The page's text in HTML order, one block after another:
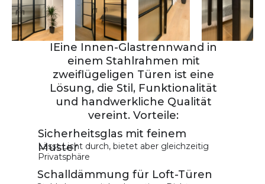
Schalldämmung für Loft-Türen
Sicherheitsglas mit feinem
Muster
Lässt Licht durch, bietet aber gleichzeitig
Privatsphäre
IEine Innen-Glastrennwand in
einem Stahlrahmen mit
zweiflügeligen Türen ist eine
Lösung, die Stil, Funktionalität
und handwerkliche Qualität
vereint. Vorteile: